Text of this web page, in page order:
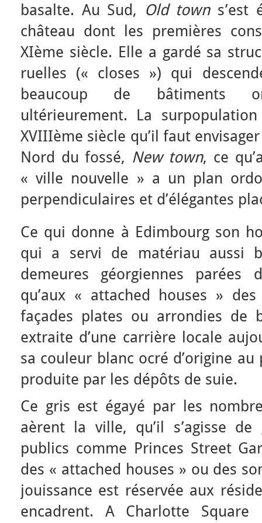
basalte. Au Sud, Old town s’est
château dont les premières
XIème siècle. Elle a gardé sa
ruelles (« closes ») qui
beaucoup de bâtiments
ultérieurement. La
XVIIIème siècle qu’il faut
Nord du fossé, New town, ce
« ville nouvelle » a un plan
perpendiculaires et d’élégantes
Ce qui donne à Edimbourg son
qui a servi de matériau aussi
demeures géorgiennes parées
qu’aux « attached houses »
façades plates ou arrondies de
extraite d’une carrière locale
sa couleur blanc ocré d’origine
produite par les dépôts de suie.
Ce gris est égayé par les
aèrent la ville, qu’il s’agisse
publics comme Princes Street
des « attached houses » ou des
jouissance est réservée aux
encadrent. A Charlotte